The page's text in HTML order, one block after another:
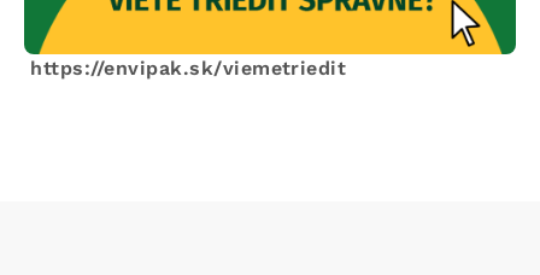
https://envipak.sk/viemetriedit